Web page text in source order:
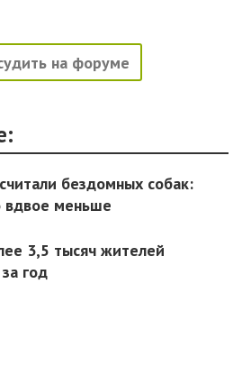
на форуме
бездомных собак:
вдвое меньше
3,5 тысяч жителей
год